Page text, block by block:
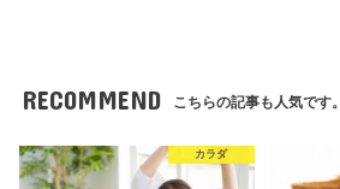
RECOMMEND こちらの記事も人気です。
カラダ